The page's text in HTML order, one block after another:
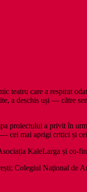
teatru care a respirat
a deschis uși — către
proiectului a privit în
cei mai aprigi critici și
KaleLarga și co-
Colegiul Naţional de